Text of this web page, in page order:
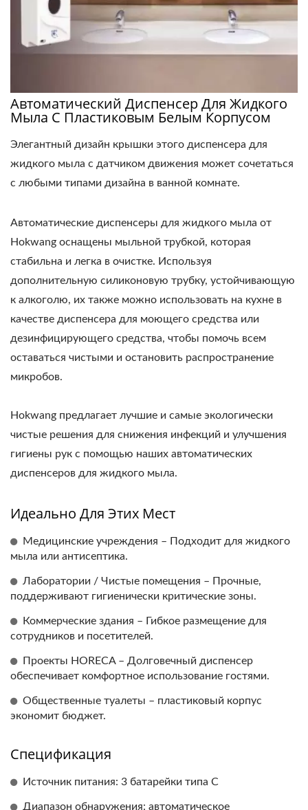
Автоматический Диспенсер Для Жидкого
Мыла С Пластиковым Белым Корпусом
Элегантный дизайн крышки этого диспенсера для
жидкого мыла с датчиком движения может сочетаться
с любыми типами дизайна в ванной комнате.
Автоматические диспенсеры для жидкого мыла от
Hokwang оснащены мыльной трубкой, которая
стабильна и легка в очистке. Используя
дополнительную силиконовую трубку, устойчивающую
к алкоголю, их также можно использовать на кухне в
качестве диспенсера для моющего средства или
дезинфицирующего средства, чтобы помочь всем
оставаться чистыми и остановить распространение
микробов.
Hokwang предлагает лучшие и самые экологически
чистые решения для снижения инфекций и улучшения
гигиены рук с помощью наших автоматических
диспенсеров для жидкого мыла.
Идеально Для Этих Мест
Медицинские учреждения – Подходит для жидкого
мыла или антисептика.
Лаборатории / Чистые помещения – Прочные,
поддерживают гигиенически критические зоны.
Коммерческие здания – Гибкое размещение для
сотрудников и посетителей.
Проекты HORECA – Долговечный диспенсер
обеспечивает комфортное использование гостями.
Общественные туалеты – пластиковый корпус
экономит бюджет.
Спецификация
Источник питания: 3 батарейки типа C
Диапазон обнаружения: автоматическое